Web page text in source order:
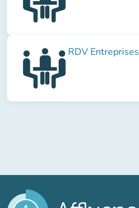
RDV Entreprises